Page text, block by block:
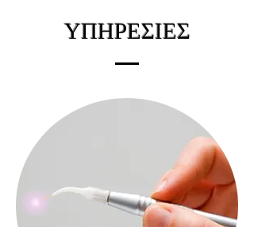
ΥΠΗΡΕΣΙΕΣ